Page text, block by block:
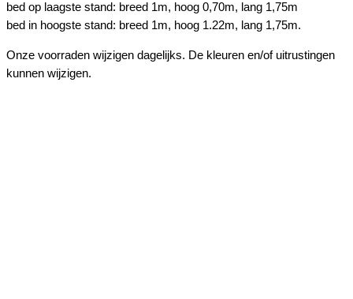
bed op laagste stand: breed 1m, hoog 0,70m, lang 1,75m
bed in hoogste stand: breed 1m, hoog 1.22m, lang 1,75m.
Onze voorraden wijzigen dagelijks. De kleuren en/of uitrustingen
kunnen wijzigen.